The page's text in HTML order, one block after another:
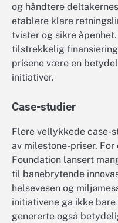
og håndtere
etablere klare
tvister og sikre
tilstrekkelig
prisene være en
initiativer.
Case-studier
Flere vellykkede case-
av milestone-priser. For
Foundation lansert
til banebrytende
helsevesen og
initiativene ga ikke
genererte også